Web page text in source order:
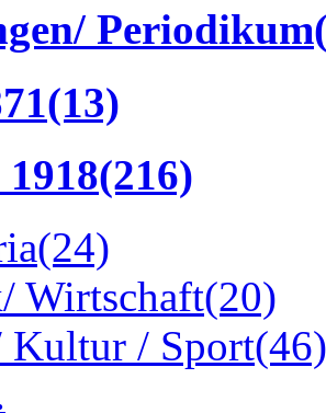
Periodikum
(13)
1918(216)
(24)
Wirtschaft(20)
Kultur / Sport(46)